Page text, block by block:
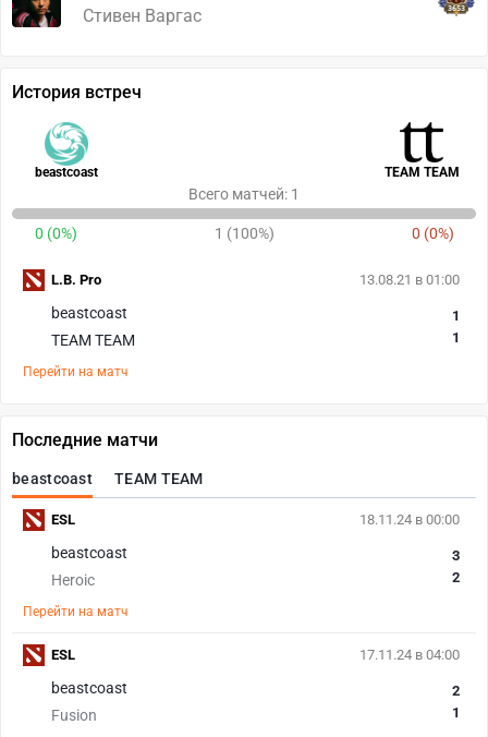
Стивен Варгас
3653
История встреч
beastcoast TEAM TEAM
Всего матчей: 1
0 (0%) 1 (100%) 0 (0%)
13.08.21 в 01:00
beastcoast
TEAM TEAM
1
1
Перейти на матч
L.B. Pro
Последние матчи
beastcoast TEAM TEAM
18.11.24 в 00:00
beastcoast
Heroic
3
2
Перейти на матч
ESL
17.11.24 в 04:00
beastcoast
Fusion
2
1
ESL